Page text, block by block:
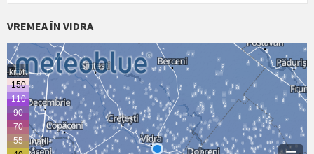
VREMEA ÎN VIDRA